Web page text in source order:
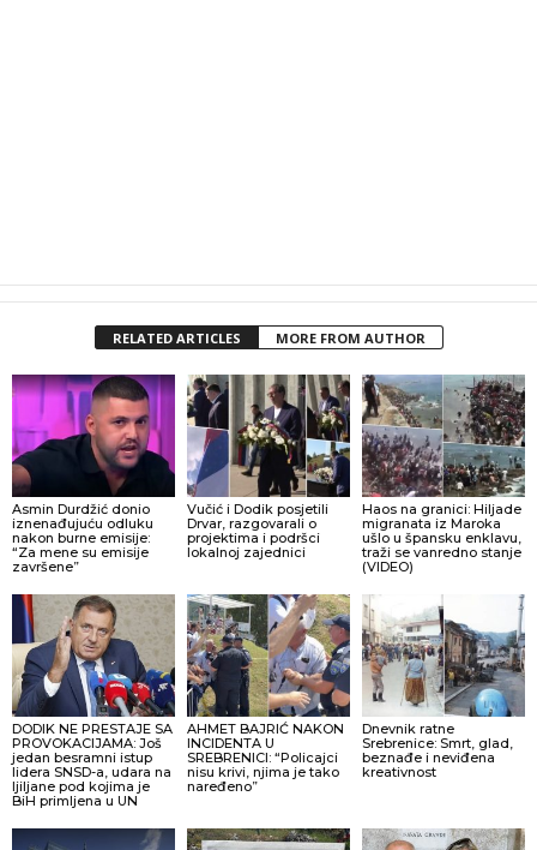
RELATED ARTICLES MORE FROM AUTHOR
Asmin Durdžić donio
iznenađujuću odluku
nakon burne emisije:
“Za mene su emisije
završene”
Vučić i Dodik posjetili
Drvar, razgovarali o
projektima i podršci
lokalnoj zajednici
Haos na granici: Hiljade
migranata iz Maroka
ušlo u špansku enklavu,
traži se vanredno stanje
(VIDEO)
DODIK NE PRESTAJE SA
PROVOKACIJAMA: Još
jedan besramni istup
lidera SNSD-a, udara na
ljiljane pod kojima je
BiH primljena u UN
AHMET BAJRIĆ NAKON
INCIDENTA U
SREBRENICI: “Policajci
nisu krivi, njima je tako
naređeno”
Dnevnik ratne
Srebrenice: Smrt, glad,
beznađe i neviđena
kreativnost